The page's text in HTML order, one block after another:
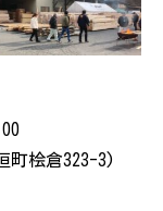
町桧倉323-3)